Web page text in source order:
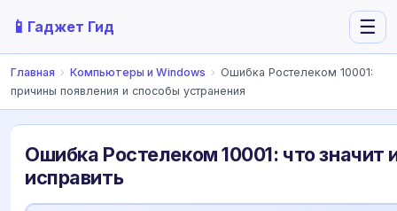
📱 Гаджет Гид ☰
Главная › Компьютеры и Windows › Ошибка Ростелеком 10001:
причины появления и способы устранения
Ошибка Ростелеком 10001: что значит
исправить